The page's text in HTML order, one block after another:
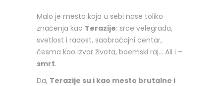
Malo je mesta koja u sebi nose toliko
značenja kao Terazije: srce velegrada,
svetlost i radost, saobraćajni centar,
česma kao izvor života, boemski raj… Ali i –
smrt.
Da, Terazije su i kao mesto brutalne i